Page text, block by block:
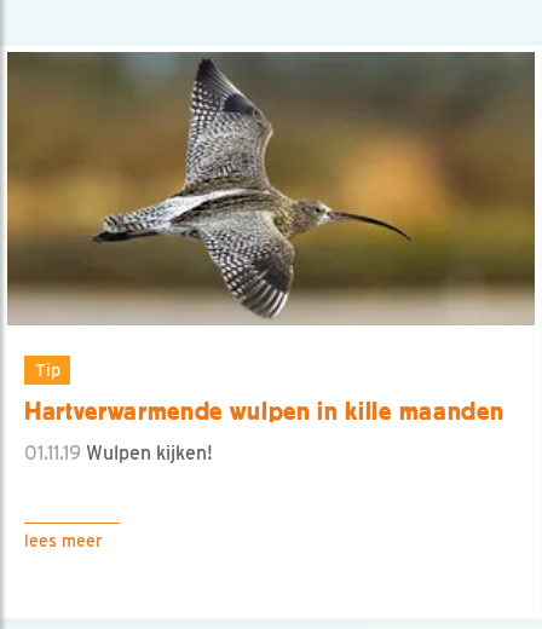
Tip
Hartverwarmende wulpen in kille maanden
01.11.19 Wulpen kijken!
lees meer